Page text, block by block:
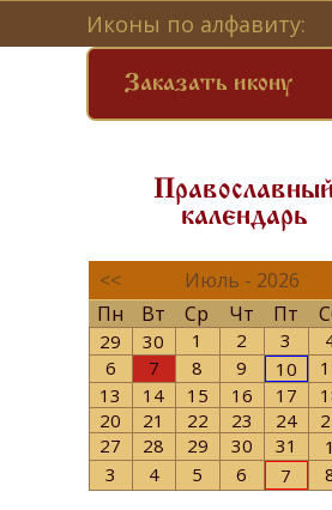
Иконы по алфавиту:
Заказать икону
календарь
<< Июль - 2026
Пн
Вт Ср Чт Пт
29 30 1 2 3
6
7 8 9 10
13
14 15 16 17
20
21 22 23 24
27
28 29 30 31 1
3
4 5 6 7